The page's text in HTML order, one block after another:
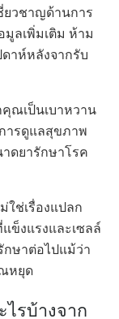
ยวชาญด้านการ
ลเพิ่มเติม ห้าม
าห์หลังจากรับ
ณเป็นเบาหวาน
ารดูแลสุขภาพ
ดยารักษาโรค
ใช่เรื่องแปลก
ข็งแรงและเซลล์
กษาต่อไปแม้ว่า
หยุด
ไรบ้างจาก